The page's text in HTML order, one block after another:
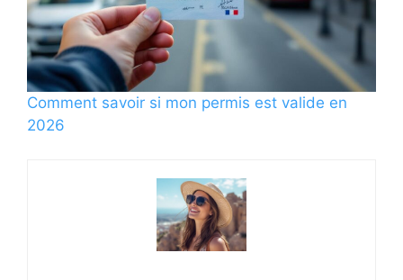
Comment savoir si mon permis est valide en
2026